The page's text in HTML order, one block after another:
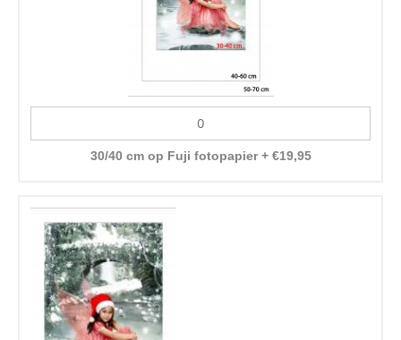
30/40 cm op Fuji fotopapier+ €19,95